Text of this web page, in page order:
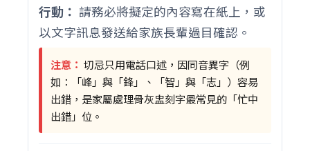
行動： 請務必將擬定的內容寫在紙上，或
以文字訊息發送給家族長輩過目確認。
注意： 切忌只用電話口述，因同音異字（例
如：「峰」與「鋒」、「智」與「志」）容易
出錯，是家屬處理骨灰盅刻字最常見的「忙中
出錯」位。